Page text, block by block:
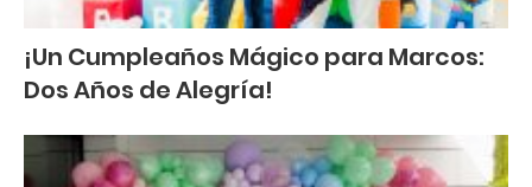
¡Un Cumpleaños Mágico para Marcos:
Dos Años de Alegría!